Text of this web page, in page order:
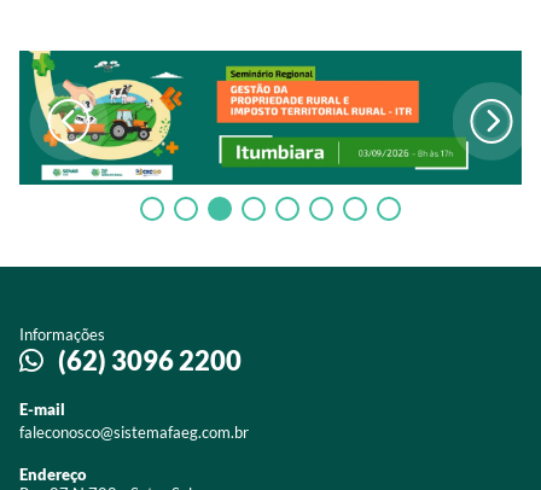
Informações
(62) 3096 2200
E-mail
faleconosco@sistemafaeg.com.br
Endereço